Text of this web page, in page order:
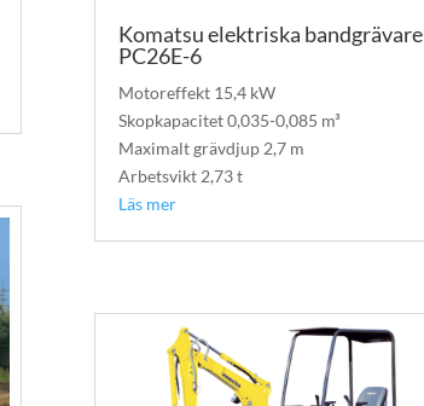
Komatsu elektriska bandgrävare
PC26E-6
Motoreffekt 15,4 kW
Skopkapacitet 0,035-0,085 m³
Maximalt grävdjup 2,7 m
Arbetsvikt 2,73 t
Läs mer